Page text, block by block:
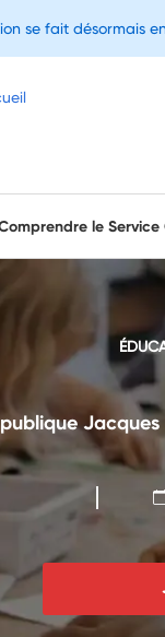
le Service
se fait désormais